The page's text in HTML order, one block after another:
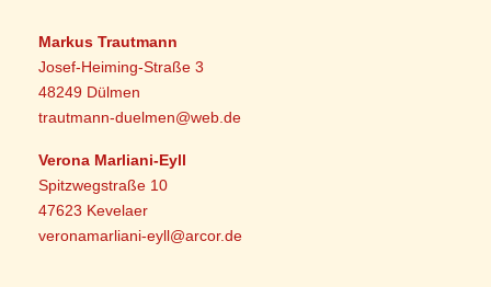
Markus Trautmann
Josef-Heiming-Straße 3
48249 Dülmen
trautmann-duelmen@web.de
Verona Marliani-Eyll
Spitzwegstraße 10
47623 Kevelaer
veronamarliani-eyll@arcor.de